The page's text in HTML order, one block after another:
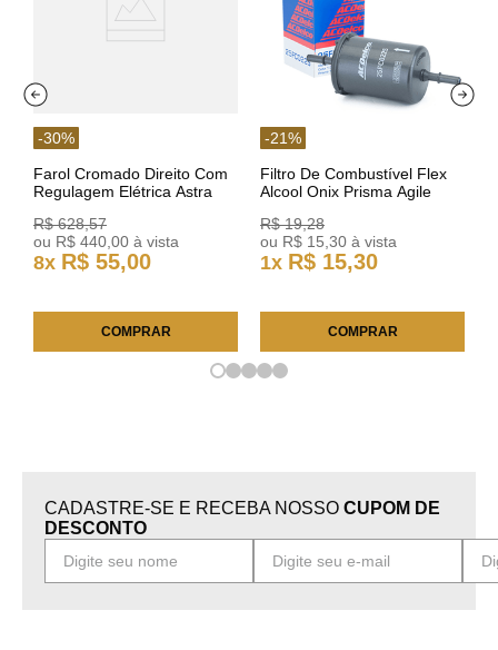
-30%
Farol Cromado Direito Com
Regulagem Elétrica Astra
R$ 628,57
ou R$ 440,00 à vista
8x R$ 55,00
COMPRAR
-21%
Filtro De Combustível Flex
Alcool Onix Prisma Agile
25FC0225 ACDelco
R$ 19,28
ou R$ 15,30 à vista
1x R$ 15,30
COMPRAR
CADASTRE-SE E RECEBA NOSSO CUPOM DE
DESCONTO